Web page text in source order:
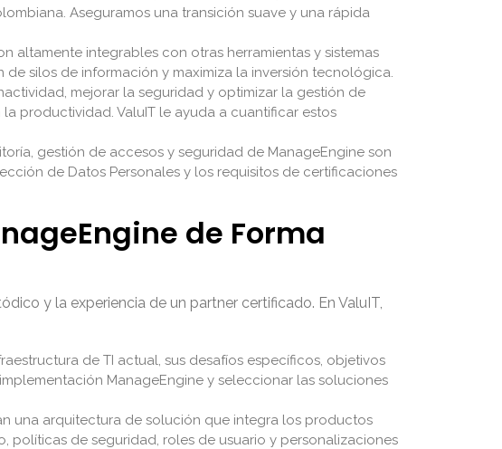
Aseguramos una transición suave y una rápida
altamente integrables con otras herramientas y sistemas
de silos de información y maximiza la inversión tecnológica.
mejorar la seguridad y optimizar la gestión de
productividad. ValuIT le ayuda a cuantificar estos
gestión de accesos y seguridad de ManageEngine son
de Datos Personales y los requisitos de certificaciones
de Forma
y la experiencia de un partner certificado. En ValuIT,
de TI actual, sus desafíos específicos, objetivos
ManageEngine y seleccionar las soluciones
una arquitectura de solución que integra los productos
políticas de seguridad, roles de usuario y personalizaciones